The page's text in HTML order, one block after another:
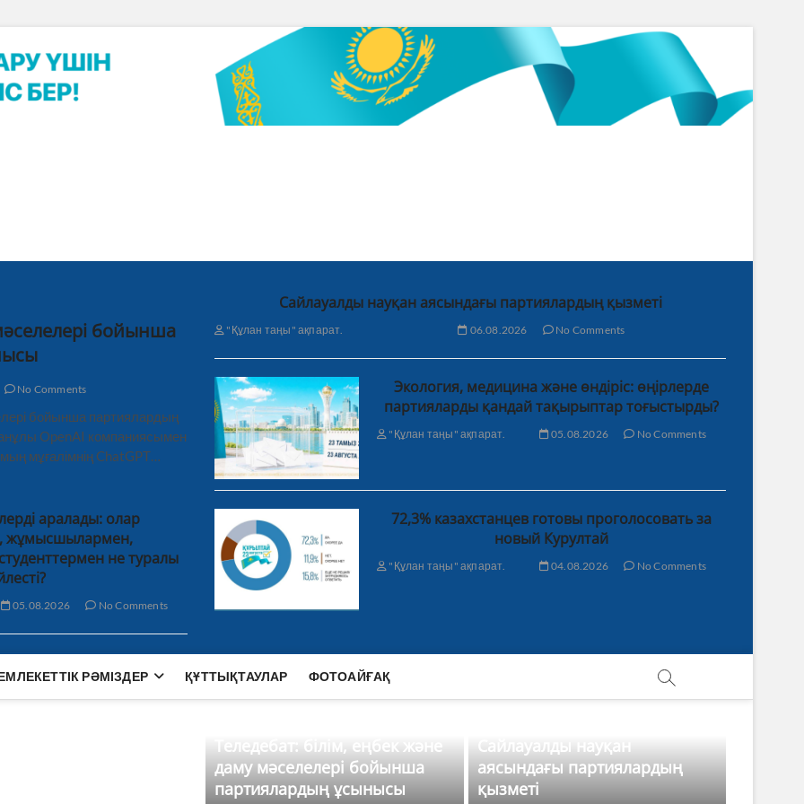
бойынша
No Comments
бойынша партиялардың
OpenAI компаниясымен
мұғалімнің ChatGPT…
Сайлауалды науқан аясындағы партиялардың қызметі
"Құлан таңы" ақпарат. 06.08.2026 No Comments
Экология, медицина және өндіріс: өңірлерде
партияларды қандай тақырыптар тоғыстырды?
"Құлан таңы" ақпарат. 05.08.2026 No Comments
аралады: олар
жұмысшылармен,
не туралы
05.08.2026 No Comments
72,3% казахстанцев готовы проголосовать за
новый Курултай
"Құлан таңы" ақпарат. 04.08.2026 No Comments
РӘМІЗДЕР ҚҰТТЫҚТАУЛАР ФОТОАЙҒАҚ
Теледебат: білім, еңбек және
даму мәселелері бойынша
партиялардың ұсынысы
Сайлауалды науқан
аясындағы партиялардың
қызметі